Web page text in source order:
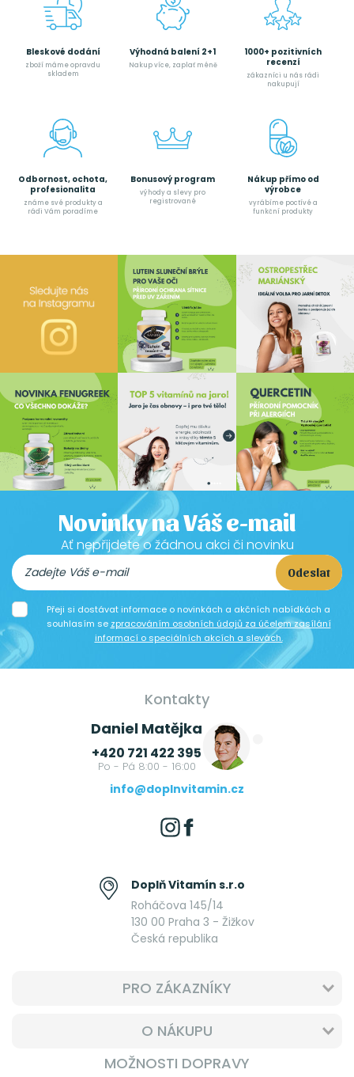
Bleskové dodání
zboží máme opravdu
skladem
Výhodná balení 2+1
Nakup více, zaplať méně
1000+ pozitivních
recenzí
zákazníci u nás rádi
nakupují
Odbornost, ochota,
profesionalita
známe své produkty a
rádi Vám poradíme
Bonusový program
výhody a slevy pro
registrované
Nákup přímo od
výrobce
vyrábíme poctívé a
funkční produkty
Novinky na Váš e-mail
Ať nepřijdete o žádnou akci či novinku
Odeslat
Přeji si dostávat informace o novinkách a akčních nabídkách a
souhlasím se zpracováním osobních údajů za účelem zasílání
informací o speciálních akcích a slevách.
Kontakty
Daniel Matějka
+420 721 422 395
Po - Pá 8:00 - 16:00
info@doplnvitamin.cz
Doplň Vitamín s.r.o
Roháčova 145/14
130 00 Praha 3 - Žižkov
Česká republika
PRO ZÁKAZNÍKY
O NÁKUPU
MOŽNOSTI DOPRAVY